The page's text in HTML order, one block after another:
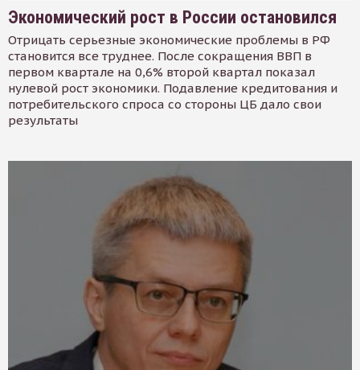
Экономический рост в России остановился
Отрицать серьезные экономические проблемы в РФ
становится все труднее. После сокращения ВВП в
первом квартале на 0,6% второй квартал показал
нулевой рост экономики. Подавление кредитования и
потребительского спроса со стороны ЦБ дало свои
результаты